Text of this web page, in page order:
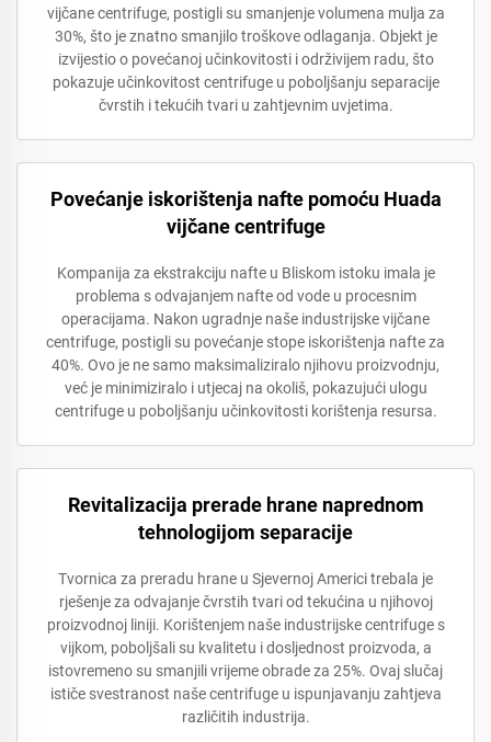
vijčane centrifuge, postigli su smanjenje volumena mulja za
30%, što je znatno smanjilo troškove odlaganja. Objekt je
izvijestio o povećanoj učinkovitosti i održivijem radu, što
pokazuje učinkovitost centrifuge u poboljšanju separacije
čvrstih i tekućih tvari u zahtjevnim uvjetima.
Povećanje iskorištenja nafte pomoću Huada
vijčane centrifuge
Kompanija za ekstrakciju nafte u Bliskom istoku imala je
problema s odvajanjem nafte od vode u procesnim
operacijama. Nakon ugradnje naše industrijske vijčane
centrifuge, postigli su povećanje stope iskorištenja nafte za
40%. Ovo je ne samo maksimaliziralo njihovu proizvodnju,
već je minimiziralo i utjecaj na okoliš, pokazujući ulogu
centrifuge u poboljšanju učinkovitosti korištenja resursa.
Revitalizacija prerade hrane naprednom
tehnologijom separacije
Tvornica za preradu hrane u Sjevernoj Americi trebala je
rješenje za odvajanje čvrstih tvari od tekućina u njihovoj
proizvodnoj liniji. Korištenjem naše industrijske centrifuge s
vijkom, poboljšali su kvalitetu i dosljednost proizvoda, a
istovremeno su smanjili vrijeme obrade za 25%. Ovaj slučaj
ističe svestranost naše centrifuge u ispunjavanju zahtjeva
različitih industrija.